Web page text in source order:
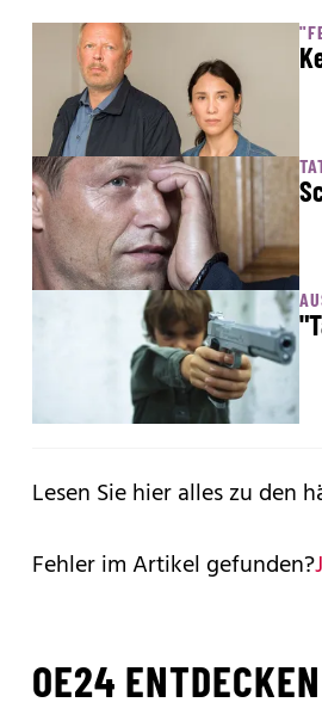
Lesen Sie hier alles zu den
Fehler im Artikel gefunden?
OE24 ENTDECKEN